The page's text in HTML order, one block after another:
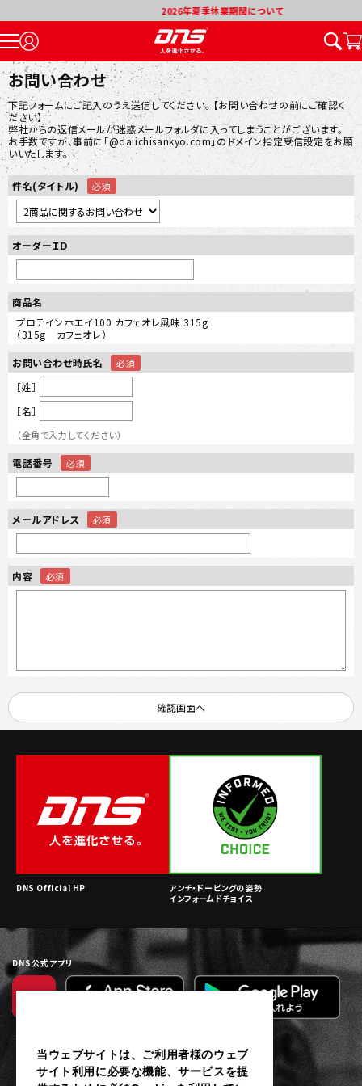
2026年夏季休業期間について
お問い合わせ
下記フォームにご記入のうえ送信してください。 【お問い合わせの前にご確認く
ださい】
弊社からの返信メールが迷惑メールフォルダに入ってしまうことがございます。
お手数ですが、事前に「@daiichisankyo.com」のドメイン指定受信設定をお願
いいたします。
件名(タイトル)
オーダーＩＤ
商品名
プロテインホエイ100 カフェオレ風味 315g
（315g カフェオレ）
お問い合わせ時氏名
［姓］
［名］
（全角で入力してください）
電話番号
メールアドレス
内容
DNS Official HP
アンチ・ドーピングの姿勢
インフォームドチョイス
DNS公式アプリ
当ウェブサイトは、ご利用者様のウェブ
サイト利用に必要な機能、サービスを提